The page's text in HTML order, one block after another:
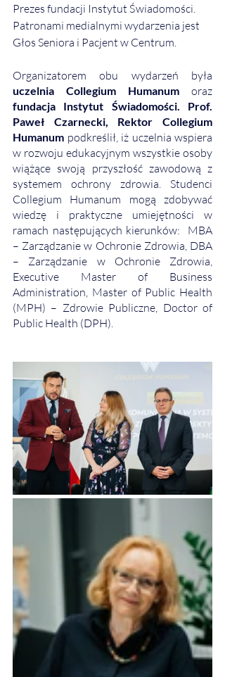
Prezes fundacji Instytut Świadomości.
Patronami medialnymi wydarzenia jest
Głos Seniora i Pacjent w Centrum.
uczelnia Collegium Humanum
fundacja Instytut Świadomości. Prof.
Paweł Czarnecki, Rektor Collegium
Humanum podkreślił, iż uczelnia wspiera
w rozwoju edukacyjnym wszystkie osoby
wiążące swoją przyszłość zawodową z
systemem ochrony zdrowia. Studenci
Collegium Humanum mogą zdobywać
wiedzę i praktyczne umiejętności w
ramach następujących kierunków:  MBA
– Zarządzanie w Ochronie Zdrowia, DBA
– Zarządzanie w Ochronie Zdrowia,
Executive Master of Business
Administration, Master of Public Health
(MPH) – Zdrowie Publiczne, Doctor of
Public Health (DPH).